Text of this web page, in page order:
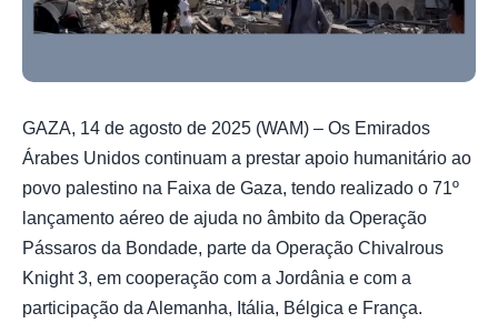
GAZA, 14 de agosto de 2025 (WAM) – Os Emirados
Árabes Unidos continuam a prestar apoio humanitário ao
povo palestino na Faixa de Gaza, tendo realizado o 71º
lançamento aéreo de ajuda no âmbito da Operação
Pássaros da Bondade, parte da Operação Chivalrous
Knight 3, em cooperação com a Jordânia e com a
participação da Alemanha, Itália, Bélgica e França.